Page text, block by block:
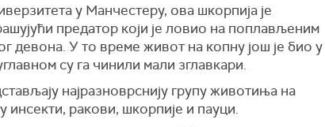
у Манчестеру, ова шкорпија је
предатор који је ловио на поплављеним
девона. У то време живот на копну још је био у
су га чинили мали зглавкари.
најразноврснију групу животиња на
инсекти, ракови, шкорпије и пауци.